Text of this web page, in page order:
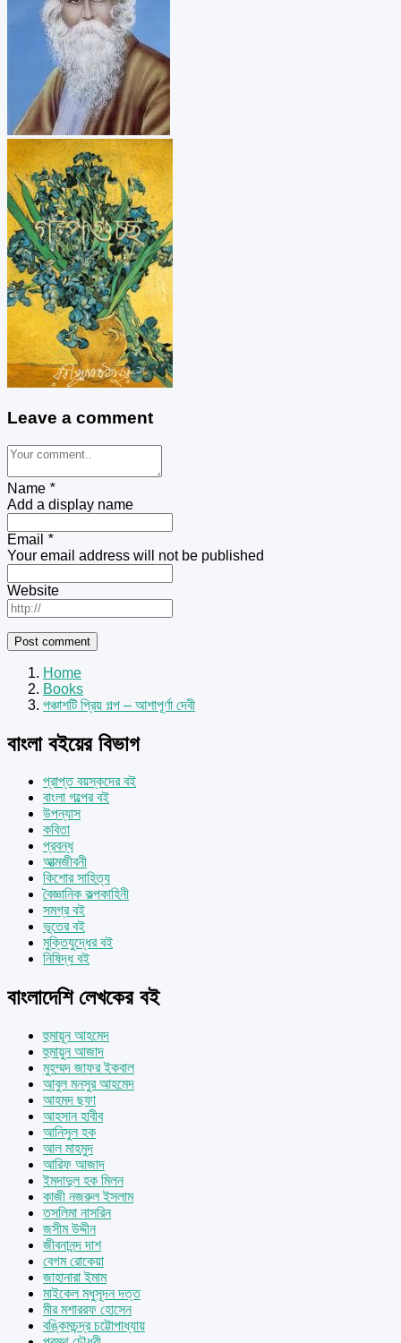
Leave a comment
Name *
Add a display name
Email *
Your email address will not be published
Website
Home
Books
পঞ্চাশটি প্রিয় গল্প – আশাপূর্ণা দেবী
বাংলা বইয়ের বিভাগ
প্রাপ্ত বয়স্কদের বই
বাংলা গল্পের বই
উপন্যাস
কবিতা
প্রবন্ধ
আত্মজীবনী
কিশোর সাহিত্য
বৈজ্ঞানিক কল্পকাহিনী
সমগ্র বই
ভূতের বই
মুক্তিযুদ্ধের বই
নিষিদ্ধ বই
বাংলাদেশি লেখকের বই
হুমায়ূন আহমেদ
হুমায়ুন আজাদ
মুহম্মদ জাফর ইকবাল
আবুল মনসুর আহমেদ
আহমদ ছফা
আহসান হাবীব
আনিসুল হক
আল মাহমুদ
আরিফ আজাদ
ইমদাদুল হক মিলন
কাজী নজরুল ইসলাম
তসলিমা নাসরিন
জসীম উদ্দীন
জীবনানন্দ দাশ
বেগম রোকেয়া
জাহানারা ইমাম
মাইকেল মধুসূদন দত্ত
মীর মশাররফ হোসেন
বঙ্কিমচন্দ্র চট্টোপাধ্যায়